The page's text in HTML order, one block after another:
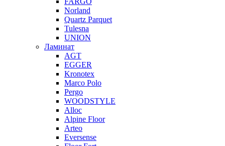
Norland
Quartz Parquet
Tulesna
UNION
Ламинат
AGT
EGGER
Kronotex
Marco Polo
Pergo
WOODSTYLE
Alloc
Alpine Floor
Arteo
Eversense